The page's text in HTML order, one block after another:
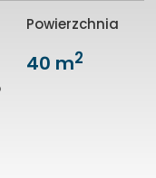
Powierzchnia
40 m2